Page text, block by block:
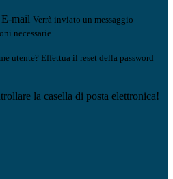
E-mail Verrà inviato un messaggio
necessarie.
utente? Effettua il reset della password
la casella di posta elettronica!